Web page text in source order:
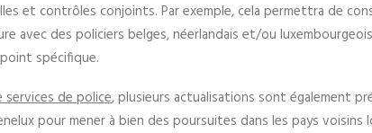
et contrôles conjoints. Par exemple, cela permettra de
des policiers belges, néerlandais et/ou
spécifique.
de police, plusieurs actualisations sont également
pour mener à bien des poursuites dans les pays voisins